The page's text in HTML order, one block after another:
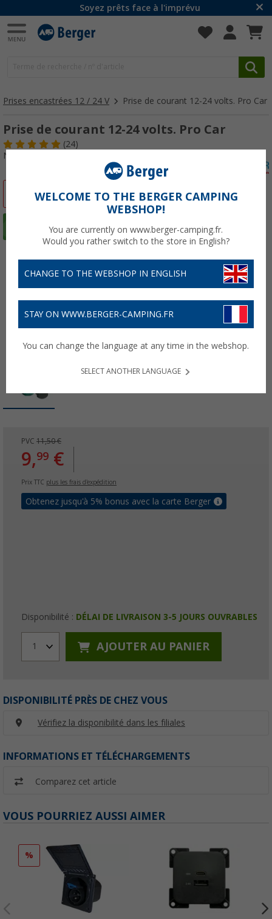
Soyez prêts face à l'imprévu
Prises encastrées 12 / 24 V Prise de courant 12-24 volts. Pro Car
Prise de courant 12-24 volts. Pro Car
(24)
N° d'art : 169130
-13%
PVC 11,50 €
9,99 €
Prix TTC plus les frais d'expédition
Obtenez jusqu'à 5% bonus avec la carte Berger
Disponibilité : DÉLAI DE LIVRAISON 3-5 JOURS OUVRABLES
1 AJOUTER AU PANIER
DISPONIBILITÉ PRÈS DE CHEZ VOUS
Vérifiez la disponibilité dans les filiales
INFORMATIONS ET TÉLÉCHARGEMENTS
Comparez cet article
VOUS POURRIEZ AUSSI AIMER
%
WELCOME TO THE BERGER CAMPING
WEBSHOP!
You are currently on www.berger-camping.fr.
Would you rather switch to the store in English?
CHANGE TO THE WEBSHOP IN ENGLISH
STAY ON WWW.BERGER-CAMPING.FR
You can change the language at any time in the webshop.
SELECT ANOTHER LANGUAGE